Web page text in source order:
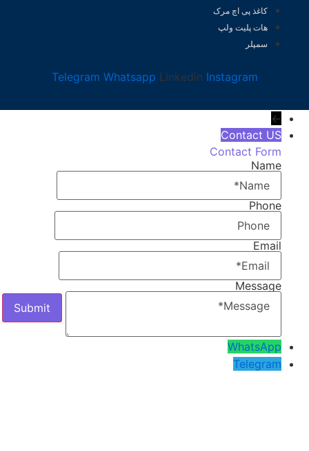
کاغذ پی اچ مرک
هات پلیت ولپ
سمپلر
Telegram Whatsapp Linkedin Instagram
←
Contact US
Contact Form
Name
Phone
Email
Message
WhatsApp
Telegram